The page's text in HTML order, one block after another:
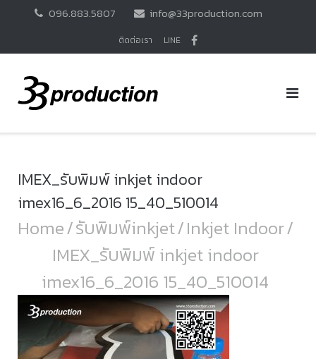
096.883.5807 info@33production.com
ติดต่อเรา LINE
IMEX_รับพิมพ์ inkjet indoor
imex16_6_2016 15_40_510014
Home/รับพิมพ์inkjet/Inkjet Indoor/
IMEX_รับพิมพ์ inkjet indoor
imex16_6_2016 15_40_510014